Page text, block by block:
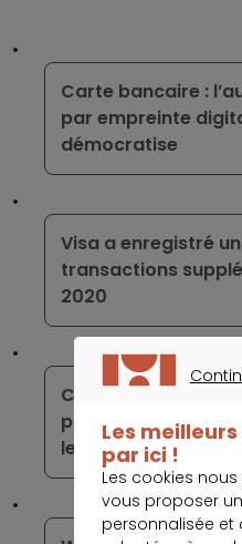
Carte bancaire :
par empreinte
démocratise
Visa a enregistré
transactions
2020
Cession des TPE
prétendants au
leurs offres
Les
par ici !
Les cookies
vous proposer
personnalisée et